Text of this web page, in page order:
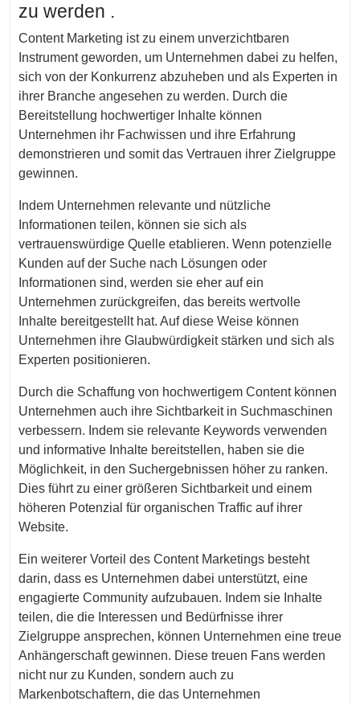
zu werden .
Content Marketing ist zu einem unverzichtbaren
Instrument geworden, um Unternehmen dabei zu helfen,
sich von der Konkurrenz abzuheben und als Experten in
ihrer Branche angesehen zu werden. Durch die
Bereitstellung hochwertiger Inhalte können
Unternehmen ihr Fachwissen und ihre Erfahrung
demonstrieren und somit das Vertrauen ihrer Zielgruppe
gewinnen.
Indem Unternehmen relevante und nützliche
Informationen teilen, können sie sich als
vertrauenswürdige Quelle etablieren. Wenn potenzielle
Kunden auf der Suche nach Lösungen oder
Informationen sind, werden sie eher auf ein
Unternehmen zurückgreifen, das bereits wertvolle
Inhalte bereitgestellt hat. Auf diese Weise können
Unternehmen ihre Glaubwürdigkeit stärken und sich als
Experten positionieren.
Durch die Schaffung von hochwertigem Content können
Unternehmen auch ihre Sichtbarkeit in Suchmaschinen
verbessern. Indem sie relevante Keywords verwenden
und informative Inhalte bereitstellen, haben sie die
Möglichkeit, in den Suchergebnissen höher zu ranken.
Dies führt zu einer größeren Sichtbarkeit und einem
höheren Potenzial für organischen Traffic auf ihrer
Website.
Ein weiterer Vorteil des Content Marketings besteht
darin, dass es Unternehmen dabei unterstützt, eine
engagierte Community aufzubauen. Indem sie Inhalte
teilen, die die Interessen und Bedürfnisse ihrer
Zielgruppe ansprechen, können Unternehmen eine treue
Anhängerschaft gewinnen. Diese treuen Fans werden
nicht nur zu Kunden, sondern auch zu
Markenbotschaftern, die das Unternehmen